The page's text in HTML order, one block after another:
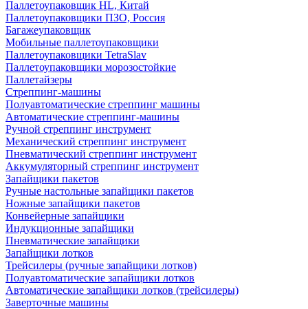
Паллетоупаковщик HL, Китай
Паллетоупаковщики ПЗО, Россия
Багажеупаковщик
Мобильные паллетоупаковщики
Паллетоупаковщики TetraSlav
Паллетоупаковщики морозостойкие
Паллетайзеры
Стреппинг-машины
Полуавтоматические стреппинг машины
Автоматические стреппинг-машины
Ручной стреппинг инструмент
Механический стреппинг инструмент
Пневматический стреппинг инструмент
Аккумуляторный стреппинг инструмент
Запайщики пакетов
Ручные настольные запайщики пакетов
Ножные запайщики пакетов
Конвейерные запайщики
Индукционные запайщики
Пневматические запайщики
Запайщики лотков
Трейсилеры (ручные запайщики лотков)
Полуавтоматические запайщики лотков
Автоматические запайщики лотков (трейсилеры)
Заверточные машины